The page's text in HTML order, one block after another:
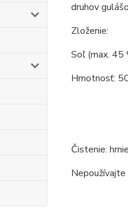
druhov
Zloženie:
Soľ (max. 45
Hmotnosť:
Čistenie: